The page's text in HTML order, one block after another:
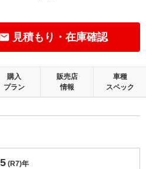
見積もり・在庫確認
購入
プラン
販売店
情報
車種
スペック
(R7)年